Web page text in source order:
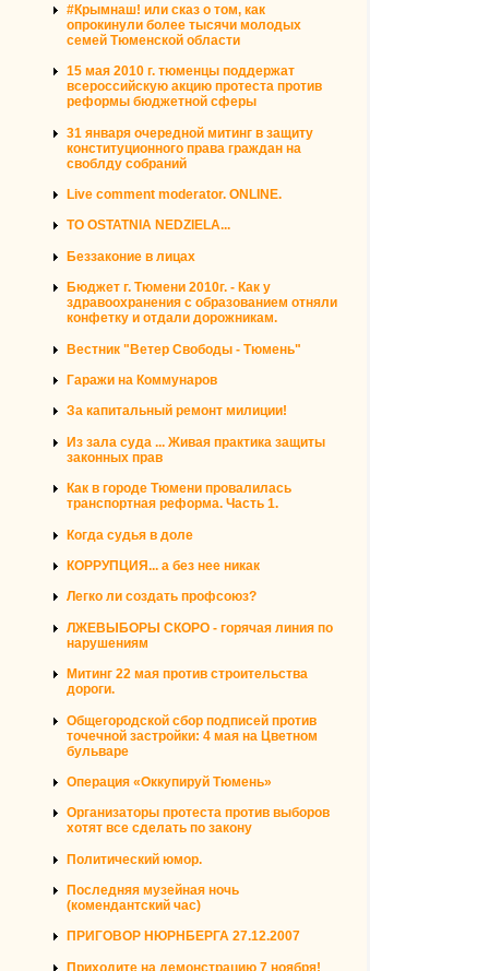
#Крымнаш! или сказ о том, как
опрокинули более тысячи молодых
семей Тюменской области
15 мая 2010 г. тюменцы поддержат
всероссийскую акцию протеста против
реформы бюджетной сферы
31 января очередной митинг в защиту
конституционного права граждан на
своблду собраний
Live comment moderator. ONLINE.
TO OSTATNIA NEDZIELA...
Беззаконие в лицах
Бюджет г. Тюмени 2010г. - Как у
здравоохранения с образованием отняли
конфетку и отдали дорожникам.
Вестник "Ветер Свободы - Тюмень"
Гаражи на Коммунаров
За капитальный ремонт милиции!
Из зала суда ... Живая практика защиты
законных прав
Как в городе Тюмени провалилась
транспортная реформа. Часть 1.
Когда судья в доле
КОРРУПЦИЯ... а без нее никак
Легко ли создать профсоюз?
ЛЖЕВЫБОРЫ СКОРО - горячая линия по
нарушениям
Митинг 22 мая против строительства
дороги.
Общегородской сбор подписей против
точечной застройки: 4 мая на Цветном
бульваре
Операция «Оккупируй Тюмень»
Организаторы протеста против выборов
хотят все сделать по закону
Политический юмор.
Последняя музейная ночь
(комендантский час)
ПРИГОВОР НЮРНБЕРГА 27.12.2007
Приходите на демонстрацию 7 ноября!